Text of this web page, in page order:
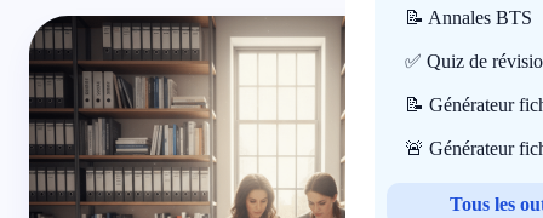
📝 Annales BTS
✅ Quiz de
📝 Générateur
🚨 Générateur
Tous les